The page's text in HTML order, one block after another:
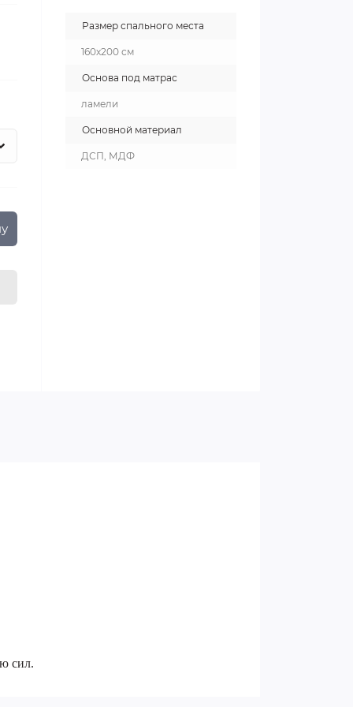
Размер спального места
160х200 см
Основа под матрас
ламели
Основной материал
ДСП, МДФ
сил.